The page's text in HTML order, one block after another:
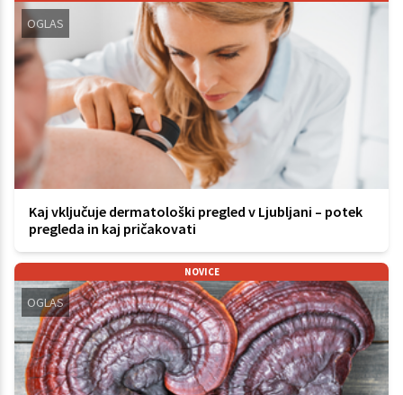
OGLAS
Kaj vključuje dermatološki pregled v Ljubljani – potek
pregleda in kaj pričakovati
NOVICE
OGLAS